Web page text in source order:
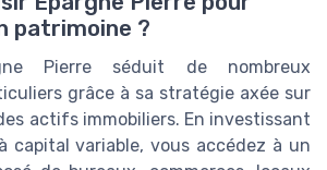
patrimoine ?
Pierre séduit de nombreux
grâce à sa stratégie axée sur
actifs immobiliers. En investissant
capital variable, vous accédez à un